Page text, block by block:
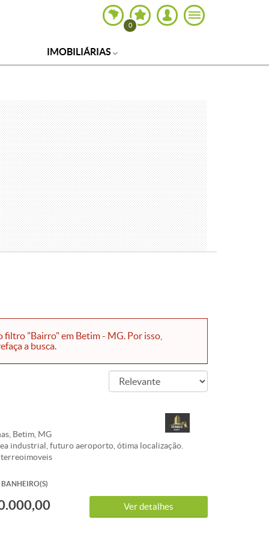
0
IMOBILIÁRIAS
filtro "Bairro" em Betim - MG. Por isso,
a busca.
Betim, MG
industrial, futuro aeroporto, ótima localização.
BANHEIRO(S)
Ver detalhes